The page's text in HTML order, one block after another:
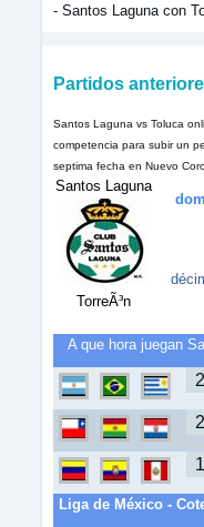
- Santos Laguna con
Partidos
Santos Laguna vs Toluca
competencia para subir un
septima fecha en Nuevo
Santos Laguna
TorreÃ³n
A que hora juegan
Liga de México -